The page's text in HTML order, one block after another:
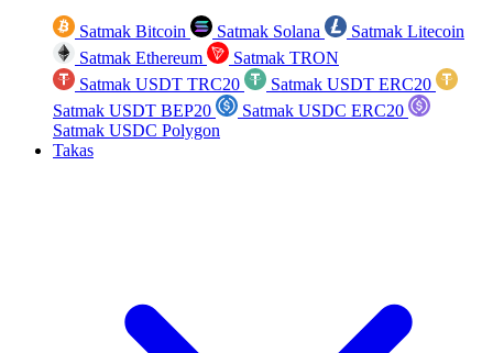
Satmak Bitcoin Satmak Solana
Satmak Litecoin
Satmak Ethereum
Satmak TRON
Satmak USDT TRC20
Satmak USDT ERC20
Satmak USDT BEP20
Satmak USDC ERC20
Satmak USDC Polygon
Takas